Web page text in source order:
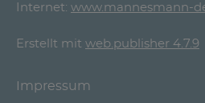
Internet: www.mannesmann-
Erstellt mit web.publisher 4.7.9
Impressum